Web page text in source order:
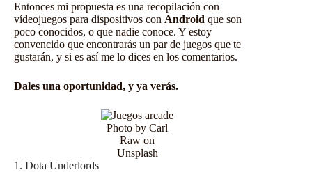
Entonces mi propuesta es una recopilación con
vídeojuegos para dispositivos con Android que son
poco conocidos, o que nadie conoce. Y estoy
convencido que encontrarás un par de juegos que te
gustarán, y si es así me lo dices en los comentarios.
Dales una oportunidad, y ya verás.
Photo by Carl
Raw on
Unsplash
1. Dota Underlords